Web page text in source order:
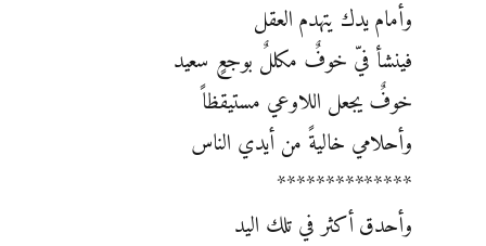
وأمام يدك يتهدم العقل
فينشأ فيّ خوفٌ مكللٌ بوجعٍ سعيد
خوفٌ يجعل اللاوعي مستيقظاً
وأحلامي خاليةً من أيدي الناس
**************
وأحدق أكثر في تلك اليد